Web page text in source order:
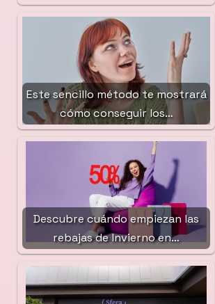
Este sencillo método te mostrará
cómo conseguir los…
Descubre cuándo empiezan las
rebajas de Invierno en…